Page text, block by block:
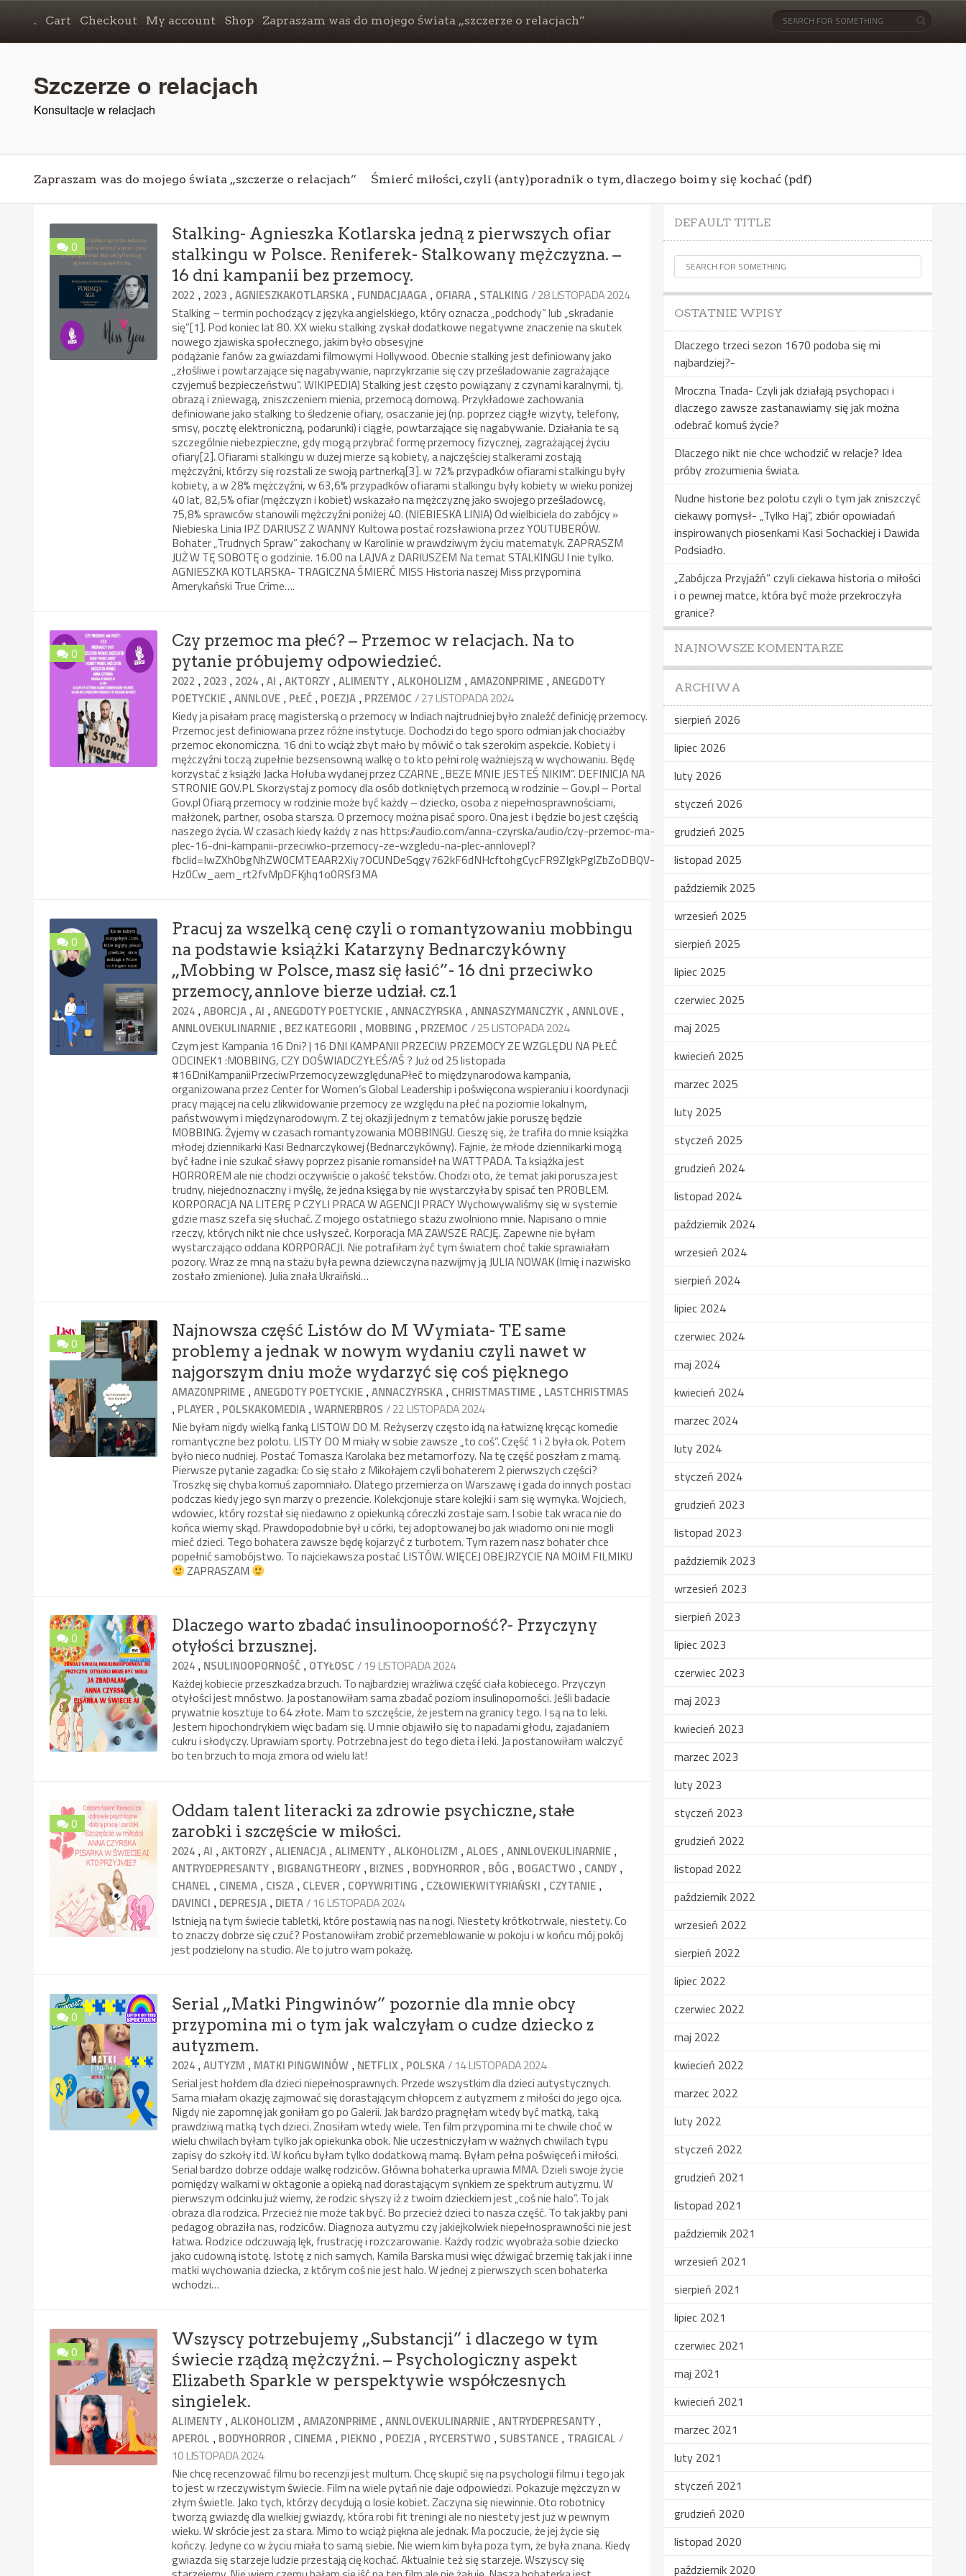
. Cart Checkout My account Shop Zapraszam was do mojego świata „szczerze o relacjach”
Szczerze o relacjach
Konsultacje w relacjach
Zapraszam was do mojego świata „szczerze o relacjach” Śmierć miłości, czyli (anty)poradnik o tym, dlaczego boimy się kochać (pdf)
0
Stalking- Agnieszka Kotlarska jedną z pierwszych ofiar
stalkingu w Polsce. Reniferek- Stalkowany mężczyzna. –
16 dni kampanii bez przemocy.
2022 , 2023 ,AGNIESZKAKOTLARSKA , FUNDACJAAGA , OFIARA , STALKING / 28 LISTOPADA 2024
Stalking – termin pochodzący z języka angielskiego, który oznacza „podchody” lub „skradanie
się”[1]. Pod koniec lat 80. XX wieku stalking zyskał dodatkowe negatywne znaczenie na skutek
nowego zjawiska społecznego, jakim było obsesyjne
podążanie fanów za gwiazdami filmowymi Hollywood. Obecnie stalking jest definiowany jako
„złośliwe i powtarzające się nagabywanie, naprzykrzanie się czy prześladowanie zagrażające
czyjemuś bezpieczeństwu”. WIKIPEDIA) Stalking jest często powiązany z czynami karalnymi, tj.
obrazą i zniewagą, zniszczeniem mienia, przemocą domową. Przykładowe zachowania
definiowane jako stalking to śledzenie ofiary, osaczanie jej (np. poprzez ciągłe wizyty, telefony,
smsy, pocztę elektroniczną, podarunki) i ciągłe, powtarzające się nagabywanie. Działania te są
szczególnie niebezpieczne, gdy mogą przybrać formę przemocy fizycznej, zagrażającej życiu
ofiary[2]. Ofiarami stalkingu w dużej mierze są kobiety, a najczęściej stalkerami zostają
mężczyźni, którzy się rozstali ze swoją partnerką[3]. w 72% przypadków ofiarami stalkingu były
kobiety, a w 28% mężczyźni, w 63,6% przypadków ofiarami stalkingu były kobiety w wieku poniżej
40 lat, 82,5% ofiar (mężczyzn i kobiet) wskazało na mężczyznę jako swojego prześladowcę,
75,8% sprawców stanowili mężczyźni poniżej 40. (NIEBIESKA LINIA) Od wielbiciela do zabójcy »
Niebieska Linia IPZ DARIUSZ Z WANNY Kultowa postać rozsławiona przez YOUTUBERÓW.
Bohater „Trudnych Spraw” zakochany w Karolinie w prawdziwym życiu matematyk. ZAPRASZM
JUŻ W TĘ SOBOTĘ o godzinie. 16.00 na LAJVA z DARIUSZEM Na temat STALKINGU I nie tylko.
AGNIESZKA KOTLARSKA- TRAGICZNA ŚMIERĆ MISS Historia naszej Miss przypomina
Amerykański True Crime….
0
Czy przemoc ma płeć? – Przemoc w relacjach. Na to
pytanie próbujemy odpowiedzieć.
2022 , 2023 , 2024 ,AI ,AKTORZY ,ALIMENTY ,ALKOHOLIZM ,AMAZONPRIME ,ANEGDOTY
POETYCKIE ,ANNLOVE , PŁEĆ , POEZJA , PRZEMOC / 27 LISTOPADA 2024
Kiedy ja pisałam pracę magisterską o przemocy w Indiach najtrudniej było znaleźć definicję przemocy.
Przemoc jest definiowana przez różne instytucje. Dochodzi do tego sporo odmian jak chociażby
przemoc ekonomiczna. 16 dni to wciąż zbyt mało by mówić o tak szerokim aspekcie. Kobiety i
mężczyźni toczą zupełnie bezsensowną walkę o to kto pełni rolę ważniejszą w wychowaniu. Będę
korzystać z książki Jacka Hołuba wydanej przez CZARNE „BEZE MNIE JESTEŚ NIKIM”. DEFINICJA NA
STRONIE GOV.PL Skorzystaj z pomocy dla osób dotkniętych przemocą w rodzinie – Gov.pl – Portal
Gov.pl Ofiarą przemocy w rodzinie może być każdy – dziecko, osoba z niepełnosprawnościami,
małżonek, partner, osoba starsza. O przemocy można pisać sporo. Ona jest i będzie bo jest częścią
naszego życia. W czasach kiedy każdy z nas https://audio.com/anna-czyrska/audio/czy-przemoc-ma-
plec-16-dni-kampanii-przeciwko-przemocy-ze-wzgledu-na-plec-annlovepl?
fbclid=IwZXh0bgNhZW0CMTEAAR2Xiy7OCUNDeSqgy762kF6dNHcftohgCycFR9ZIgkPglZbZoDBQV-
Hz0Cw_aem_rt2fvMpDFKjhq1o0RSf3MA
0
Pracuj za wszelką cenę czyli o romantyzowaniu mobbingu
na podstawie książki Katarzyny Bednarczykówny
„Mobbing w Polsce, masz się łasić”- 16 dni przeciwko
przemocy, annlove bierze udział. cz.1
2024 ,ABORCJA ,AI ,ANEGDOTY POETYCKIE ,ANNACZYRSKA ,ANNASZYMANCZYK ,ANNLOVE ,
ANNLOVEKULINARNIE , BEZ KATEGORII , MOBBING , PRZEMOC / 25 LISTOPADA 2024
Czym jest Kampania 16 Dni? | 16 DNI KAMPANII PRZECIW PRZEMOCY ZE WZGLĘDU NA PŁEĆ
ODCINEK1 :MOBBING, CZY DOŚWIADCZYŁEŚ/AŚ ? Już od 25 listopada
#16DniKampaniiPrzeciwPrzemocyzewzględunaPłeć to międzynarodowa kampania,
organizowana przez Center for Women’s Global Leadership i poświęcona wspieraniu i koordynacji
pracy mającej na celu zlikwidowanie przemocy ze względu na płeć na poziomie lokalnym,
państwowym i międzynarodowym. Z tej okazji jednym z tematów jakie poruszę będzie
MOBBING. Żyjemy w czasach romantyzowania MOBBINGU. Cieszę się, że trafiła do mnie książka
młodej dziennikarki Kasi Bednarczykowej (Bednarczykówny). Fajnie, że młode dziennikarki mogą
być ładne i nie szukać sławy poprzez pisanie romansideł na WATTPADA. Ta książka jest
HORROREM ale nie chodzi oczywiście o jakość tekstów. Chodzi oto, że temat jaki porusza jest
trudny, niejednoznaczny i myślę, że jedna księga by nie wystarczyła by spisać ten PROBLEM.
KORPORACJA NA LITERĘ P CZYLI PRACA W AGENCJI PRACY Wychowywaliśmy się w systemie
gdzie masz szefa się słuchać. Z mojego ostatniego stażu zwolniono mnie. Napisano o mnie
rzeczy, których nikt nie chce usłyszeć. Korporacja MA ZAWSZE RACJĘ. Zapewne nie byłam
wystarczająco oddana KORPORACJI. Nie potrafiłam żyć tym światem choć takie sprawiałam
pozory. Wraz ze mną na stażu była pewna dziewczyna nazwijmy ją JULIA NOWAK (Imię i nazwisko
zostało zmienione). Julia znała Ukraiński…
0
Najnowsza część Listów do M Wymiata- TE same
problemy a jednak w nowym wydaniu czyli nawet w
najgorszym dniu może wydarzyć się coś pięknego
AMAZONPRIME ,ANEGDOTY POETYCKIE ,ANNACZYRSKA , CHRISTMASTIME , LASTCHRISTMAS
, PLAYER , POLSKAKOMEDIA ,WARNERBROS / 22 LISTOPADA 2024
Nie byłam nigdy wielką fanką LISTOW DO M. Reżyserzy często idą na łatwiznę kręcąc komedie
romantyczne bez polotu. LISTY DO M miały w sobie zawsze „to coś”. Część 1 i 2 była ok. Potem
było nieco nudniej. Postać Tomasza Karolaka bez metamorfozy. Na tę część poszłam z mamą.
Pierwsze pytanie zagadka: Co się stało z Mikołajem czyli bohaterem 2 pierwszych części?
Troszkę się chyba komuś zapomniało. Dlatego przemierza on Warszawę i gada do innych postaci
podczas kiedy jego syn marzy o prezencie. Kolekcjonuje stare kolejki i sam się wymyka. Wojciech,
wdowiec, który rozstał się niedawno z opiekunką córeczki zostaje sam. I sobie tak wraca nie do
końca wiemy skąd. Prawdopodobnie był u córki, tej adoptowanej bo jak wiadomo oni nie mogli
mieć dzieci. Tego bohatera zawsze będę kojarzyć z turbotem. Tym razem nasz bohater chce
popełnić samobójstwo. To najciekawsza postać LISTÓW. WIĘCEJ OBEJRZYCIE NA MOIM FILMIKU
ZAPRASZAM
0
Dlaczego warto zbadać insulinooporność?- Przyczyny
otyłości brzusznej.
2024 , NSULINOOPORNOŚĆ , OTYŁOSC / 19 LISTOPADA 2024
Każdej kobiecie przeszkadza brzuch. To najbardziej wrażliwa część ciała kobiecego. Przyczyn
otyłości jest mnóstwo. Ja postanowiłam sama zbadać poziom insulinoporności. Jeśli badacie
prywatnie kosztuje to 64 złote. Mam to szczęście, że jestem na granicy tego. I są na to leki.
Jestem hipochondrykiem więc badam się. U mnie objawiło się to napadami głodu, zajadaniem
cukru i słodyczy. Uprawiam sporty. Potrzebna jest do tego dieta i leki. Ja postanowiłam walczyć
bo ten brzuch to moja zmora od wielu lat!
0
Oddam talent literacki za zdrowie psychiczne, stałe
zarobki i szczęście w miłości.
2024 ,AI ,AKTORZY ,ALIENACJA ,ALIMENTY ,ALKOHOLIZM ,ALOES ,ANNLOVEKULINARNIE ,
ANTRYDEPRESANTY , BIGBANGTHEORY , BIZNES , BODYHORROR , BÓG , BOGACTWO , CANDY ,
CHANEL , CINEMA , CISZA , CLEVER , COPYWRITING , CZŁOWIEKWITYRIAŃSKI , CZYTANIE ,
DAVINCI , DEPRESJA , DIETA/ 16 LISTOPADA 2024
Istnieją na tym świecie tabletki, które postawią nas na nogi. Niestety krótkotrwale, niestety. Co
to znaczy dobrze się czuć? Postanowiłam zrobić przemeblowanie w pokoju i w końcu mój pokój
jest podzielony na studio. Ale to jutro wam pokażę.
0
Serial „Matki Pingwinów” pozornie dla mnie obcy
przypomina mi o tym jak walczyłam o cudze dziecko z
autyzmem.
2024 ,AUTYZM , MATKI PINGWINÓW , NETFLIX , POLSKA/ 14 LISTOPADA 2024
Serial jest hołdem dla dzieci niepełnosprawnych. Przede wszystkim dla dzieci autystycznych.
Sama miałam okazję zajmować się dorastającym chłopcem z autyzmem z miłości do jego ojca.
Nigdy nie zapomnę jak goniłam go po Galerii. Jak bardzo pragnęłam wtedy być matką, taką
prawdziwą matką tych dzieci. Znosiłam wtedy wiele. Ten film przypomina mi te chwile choć w
wielu chwilach byłam tylko jak opiekunka obok. Nie uczestniczyłam w ważnych chwilach typu
zapisy do szkoły itd. W końcu byłam tylko dodatkową mamą. Byłam pełna poświęceń i miłości.
Serial bardzo dobrze oddaje walkę rodziców. Główna bohaterka uprawia MMA. Dzieli swoje życie
pomiędzy walkami w oktagonie a opieką nad dorastającym synkiem ze spektrum autyzmu. W
pierwszym odcinku już wiemy, że rodzic słyszy iż z twoim dzieckiem jest „coś nie halo”. To jak
obraza dla rodzica. Przecież nie może tak być. Bo przecież dzieci to nasza część. To tak jakby pani
pedagog obraziła nas, rodziców. Diagnoza autyzmu czy jakiejkolwiek niepełnosprawności nie jest
łatwa. Rodzice odczuwają lęk, frustrację i rozczarowanie. Każdy rodzic wyobraża sobie dziecko
jako cudowną istotę. Istotę z nich samych. Kamila Barska musi więc dźwigać brzemię tak jak i inne
matki wychowania dziecka, z którym coś nie jest halo. W jednej z pierwszych scen bohaterka
wchodzi…
0
Wszyscy potrzebujemy „Substancji” i dlaczego w tym
świecie rządzą mężczyźni. – Psychologiczny aspekt
Elizabeth Sparkle w perspektywie współczesnych
singielek.
ALIMENTY ,ALKOHOLIZM ,AMAZONPRIME ,ANNLOVEKULINARNIE ,ANTRYDEPRESANTY ,
APEROL , BODYHORROR , CINEMA , PIEKNO , POEZJA , RYCERSTWO , SUBSTANCE , TRAGICAL /
10 LISTOPADA 2024
Nie chcę recenzować filmu bo recenzji jest multum. Chcę skupić się na psychologii filmu i tego jak
to jest w rzeczywistym świecie. Film na wiele pytań nie daje odpowiedzi. Pokazuje mężczyzn w
złym świetle. Jako tych, którzy decydują o losie kobiet. Zaczyna się niewinnie. Oto robotnicy
tworzą gwiazdę dla wielkiej gwiazdy, która robi fit treningi ale no niestety jest już w pewnym
wieku. W skrócie jest za stara. Mimo to wciąż piękna ale jednak. Ma poczucie, że jej życie się
kończy. Jedyne co w życiu miała to samą siebie. Nie wiem kim była poza tym, że była znana. Kiedy
gwiazda się starzeje ludzie przestają cię kochać. Aktualnie też się starzeje. Wszyscy się
DEFAULT TITLE
OSTATNIE WPISY
Dlaczego trzeci sezon 1670 podoba się mi
najbardziej?-
Mroczna Triada- Czyli jak działają psychopaci i
dlaczego zawsze zastanawiamy się jak można
odebrać komuś życie?
Dlaczego nikt nie chce wchodzić w relacje? Idea
próby zrozumienia świata.
Nudne historie bez polotu czyli o tym jak zniszczyć
ciekawy pomysł- „Tylko Haj”, zbiór opowiadań
inspirowanych piosenkami Kasi Sochackiej i Dawida
Podsiadło.
„Zabójcza Przyjaźń” czyli ciekawa historia o miłości
i o pewnej matce, która być może przekroczyła
granice?
NAJNOWSZE KOMENTARZE
ARCHIWA
sierpień 2026
lipiec 2026
luty 2026
styczeń 2026
grudzień 2025
listopad 2025
październik 2025
wrzesień 2025
sierpień 2025
lipiec 2025
czerwiec 2025
maj 2025
kwiecień 2025
marzec 2025
luty 2025
styczeń 2025
grudzień 2024
listopad 2024
październik 2024
wrzesień 2024
sierpień 2024
lipiec 2024
czerwiec 2024
maj 2024
kwiecień 2024
marzec 2024
luty 2024
styczeń 2024
grudzień 2023
listopad 2023
październik 2023
wrzesień 2023
sierpień 2023
lipiec 2023
czerwiec 2023
maj 2023
kwiecień 2023
marzec 2023
luty 2023
styczeń 2023
grudzień 2022
listopad 2022
październik 2022
wrzesień 2022
sierpień 2022
lipiec 2022
czerwiec 2022
maj 2022
kwiecień 2022
marzec 2022
luty 2022
styczeń 2022
grudzień 2021
listopad 2021
październik 2021
wrzesień 2021
sierpień 2021
lipiec 2021
czerwiec 2021
maj 2021
kwiecień 2021
marzec 2021
luty 2021
styczeń 2021
grudzień 2020
listopad 2020
październik 2020